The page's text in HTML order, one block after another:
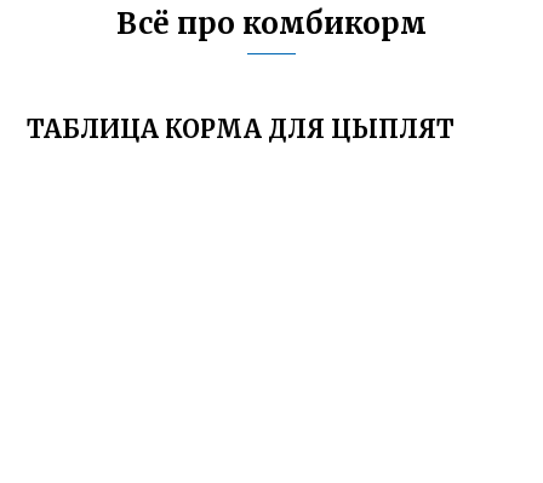
Всё про комбикорм
ТАБЛИЦА КОРМА ДЛЯ ЦЫПЛЯТ